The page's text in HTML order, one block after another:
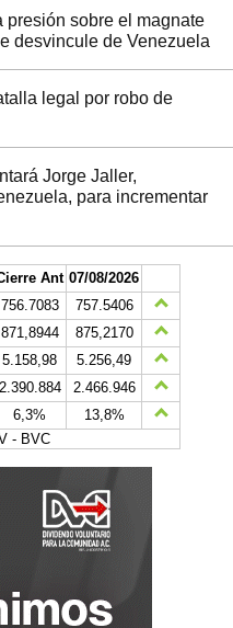
presión sobre el magnate
desvincule de Venezuela
legal por robo de
Jorge Jaller,
para incrementar
Ant 07/08/2026
756.7083
757.5406
871,8944
875,2170
5.158,98
5.256,49
2.390.884
2.466.946
6,3%
13,8%
- BVC